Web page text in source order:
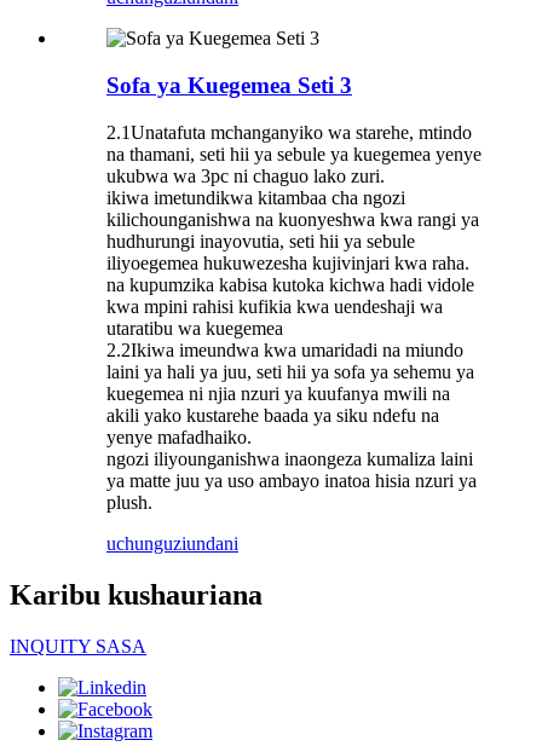
Sofa ya Kuegemea Seti 3
2.1Unatafuta mchanganyiko wa starehe, mtindo
na thamani, seti hii ya sebule ya kuegemea yenye
ukubwa wa 3pc ni chaguo lako zuri.
ikiwa imetundikwa kitambaa cha ngozi
kilichounganishwa na kuonyeshwa kwa rangi ya
hudhurungi inayovutia, seti hii ya sebule
iliyoegemea hukuwezesha kujivinjari kwa raha.
na kupumzika kabisa kutoka kichwa hadi vidole
kwa mpini rahisi kufikia kwa uendeshaji wa
utaratibu wa kuegemea
2.2Ikiwa imeundwa kwa umaridadi na miundo
laini ya hali ya juu, seti hii ya sofa ya sehemu ya
kuegemea ni njia nzuri ya kuufanya mwili na
akili yako kustarehe baada ya siku ndefu na
yenye mafadhaiko.
ngozi iliyounganishwa inaongeza kumaliza laini
ya matte juu ya uso ambayo inatoa hisia nzuri ya
plush.
uchunguziundani
Karibu kushauriana
INQUITY SASA